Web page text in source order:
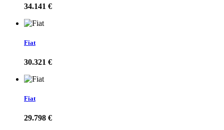
34.141 €
Fiat
30.321 €
Fiat
29.798 €